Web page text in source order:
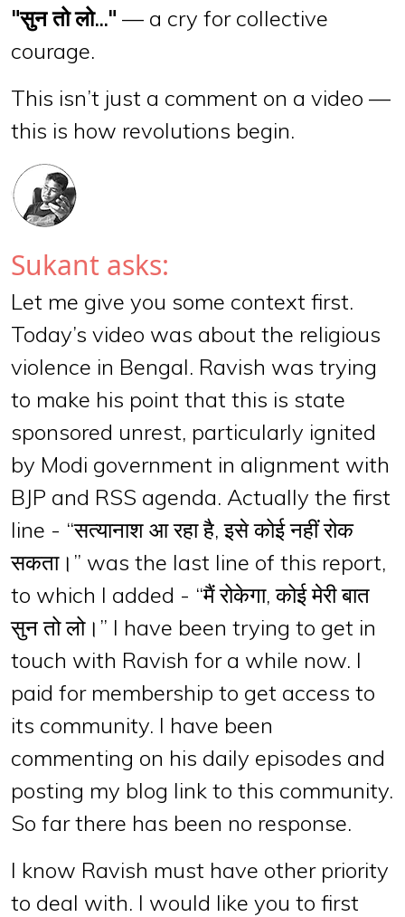
"सुन तो लो..." — a cry for collective
courage.
This isn’t just a comment on a video —
this is how revolutions begin.
Sukant asks:
Let me give you some context first.
Today’s video was about the religious
violence in Bengal. Ravish was trying
to make his point that this is state
sponsored unrest, particularly ignited
by Modi government in alignment with
BJP and RSS agenda. Actually the first
line - “सत्यानाश आ रहा है, इसे कोई नहीं रोक
सकता।” was the last line of this report,
to which I added - “मैं रोकेगा, कोई मेरी बात
सुन तो लो।” I have been trying to get in
touch with Ravish for a while now. I
paid for membership to get access to
its community. I have been
commenting on his daily episodes and
posting my blog link to this community.
So far there has been no response.
I know Ravish must have other priority
to deal with. I would like you to first